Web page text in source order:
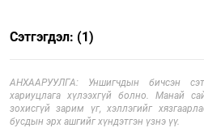
Сэтгэгдэл: (1)
АНХААРУУЛГА: Уншигчдын бичсэн
хариуцлага хүлээхгүй болно. Манай
зохисгүй зарим үг, хэллэгийг
бусдын эрх ашгийг хүндэтгэн үзнэ үү.